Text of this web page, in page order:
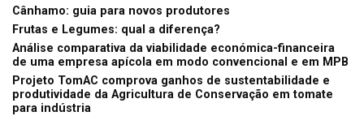
Cânhamo: guia para novos produtores
Frutas e Legumes: qual a diferença?
Análise comparativa da viabilidade económica-financeira
de uma empresa apícola em modo convencional e em MPB
Projeto TomAC comprova ganhos de sustentabilidade e
produtividade da Agricultura de Conservação em tomate
para indústria